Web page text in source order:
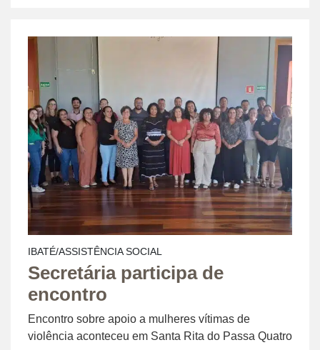
IBATÉ/ASSISTÊNCIA SOCIAL
Secretária participa de
encontro
Encontro sobre apoio a mulheres vítimas de
violência aconteceu em Santa Rita do Passa Quatro